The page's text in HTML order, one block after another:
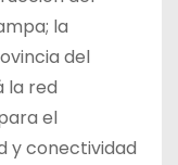
la
del
la red
el
y conectividad